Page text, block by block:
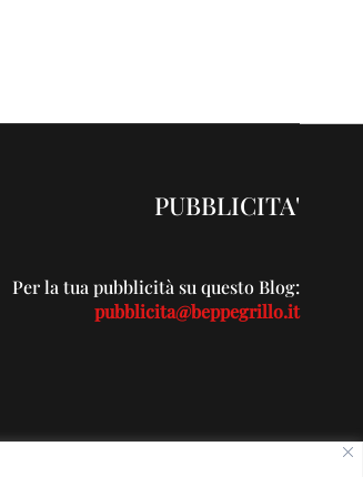
PUBBLICITA'
Per la tua pubblicità su questo Blog:
pubblicita@beppegrillo.it